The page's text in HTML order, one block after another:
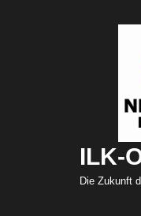
ILK-
Die Zukunft